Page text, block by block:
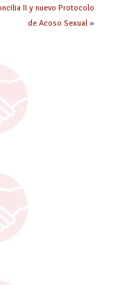
II y nuevo Protocolo
de Acoso Sexual»